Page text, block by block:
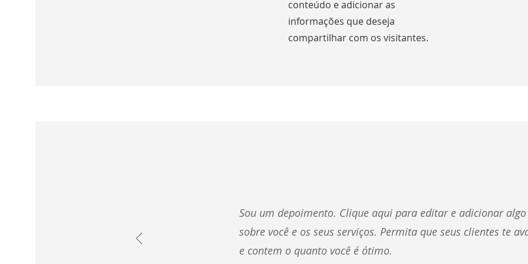
conteúdo e adicionar as
informações que deseja
compartilhar com os visitantes.
Sou um depoimento. Clique aqui para editar e adicionar
sobre você e os seus serviços. Permita que seus clientes te
e contem o quanto você é ótimo.